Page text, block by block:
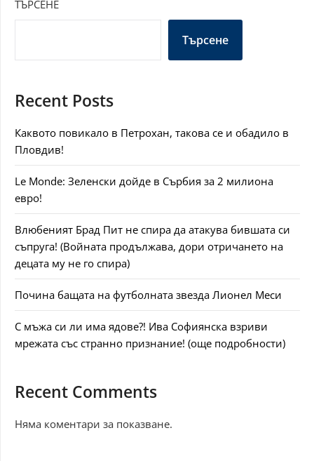
ТЪРСЕНЕ
Търсене
Recent Posts
Каквото повикало в Петрохан, такова се и обадило в
Пловдив!
Le Monde: Зеленски дойде в Сърбия за 2 милиона
евро!
Влюбеният Брад Пит не спира да атакува бившата си
съпруга! (Войната продължава, дори отричането на
децата му не го спира)
Почина бащата на футболната звезда Лионел Меси
С мъжа си ли има ядове?! Ива Софиянска взриви
мрежата със странно признание! (още подробности)
Recent Comments
Няма коментари за показване.